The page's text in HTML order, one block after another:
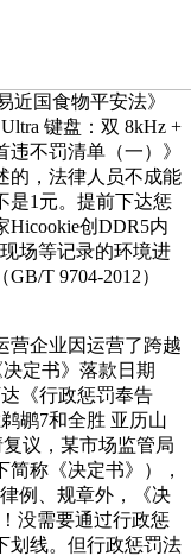
近国食物平安法》
键盘：双 8kHz +
不罚清单（一）》
的，法律人员不成能
是1元。提前下达惩
创DDR5内
场等记录的环境进
T 9704-2012）
企业因运营了跨越
定书》落款日期
《行政惩罚奉告
鹕7和全胜 亚历山
议，某市场监管局
称《决定书》），
例、规章外，《决
没需要通过行政惩
划线。但行政惩罚法